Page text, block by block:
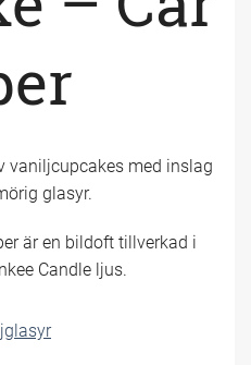
vaniljcupcakes med inslag
glasyr.
är en bildoft tillverkad i
Candle ljus.